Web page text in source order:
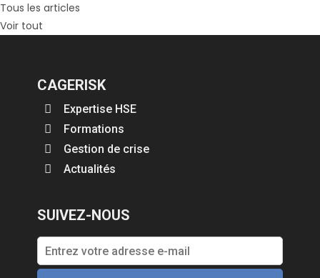
Tous les articles
Voir tout
CAGERISK
Expertise HSE
Formations
Gestion de crise
Actualités
SUIVEZ-NOUS